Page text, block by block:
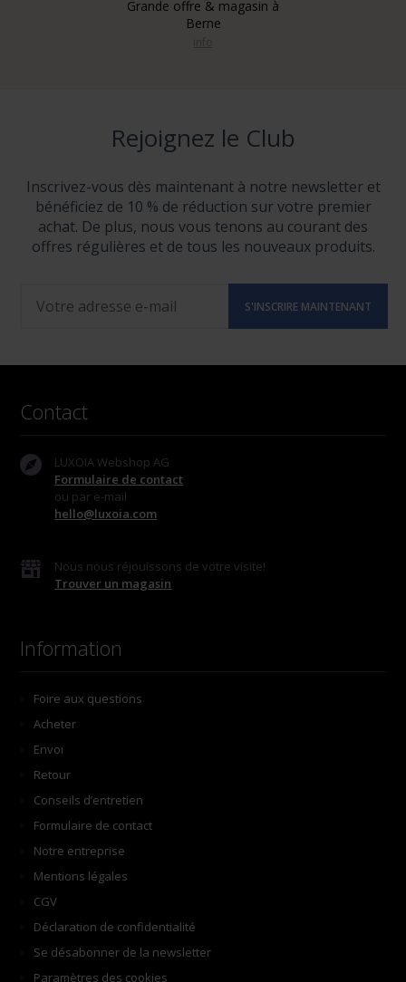
Grande offre & magasin à
Berne
Rejoignez le Club
Inscrivez-vous dès maintenant à notre newsletter et
bénéficiez de 10 % de réduction sur votre premier
achat. De plus, nous vous tenons au courant des
offres régulières et de tous les nouveaux produits.
Contact
LUXOIA Webshop AG
Formulaire de contact
ou par e-mail
hello@luxoia.com
Nous nous réjouissons de votre visite!
Trouver un magasin
Information
Foire aux questions
Acheter
Envoi
Retour
Conseils d’entretien
Formulaire de contact
Notre entreprise
Mentions légales
CGV
Déclaration de confidentialité
Se désabonner de la newsletter
Paramètres des cookies